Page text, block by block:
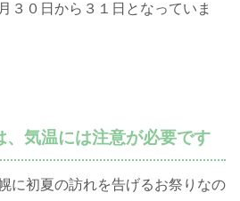
３０日から３１日となっていま
、気温には注意が必要です
に初夏の訪れを告げるお祭りなの